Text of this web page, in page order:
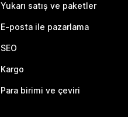
Yukarı satış ve paketler
E-posta ile pazarlama
SEO
Kargo
Para birimi ve çeviri